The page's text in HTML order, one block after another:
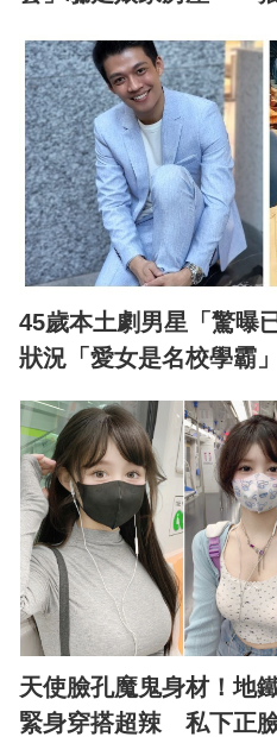
45歲本土劇男星「驚曝
狀況「愛女是名校學霸」
天使臉孔魔鬼身材！地
緊身穿搭超辣 私下正